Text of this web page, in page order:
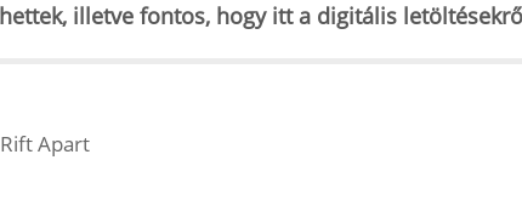
illetve fontos, hogy itt a digitális
Apart